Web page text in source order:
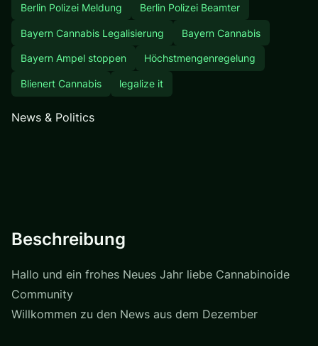
Berlin Polizei Meldung Berlin Polizei Beamter
Bayern Cannabis Legalisierung Bayern Cannabis
Bayern Ampel stoppen Höchstmengenregelung
Blienert Cannabis legalize it
News & Politics
Beschreibung
Hallo und ein frohes Neues Jahr liebe Cannabinoide
Community
Willkommen zu den News aus dem Dezember